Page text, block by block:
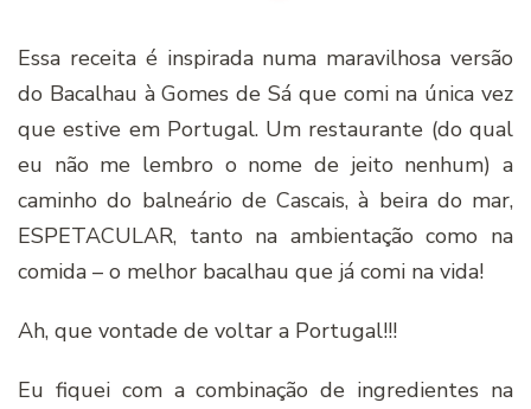
Essa receita é inspirada numa maravilhosa versão
do Bacalhau à Gomes de Sá que comi na única vez
que estive em Portugal. Um restaurante (do qual
eu não me lembro o nome de jeito nenhum) a
caminho do balneário de Cascais, à beira do mar,
ESPETACULAR, tanto na ambientação como na
comida – o melhor bacalhau que já comi na vida!
Ah, que vontade de voltar a Portugal!!!
Eu fiquei com a combinação de ingredientes na